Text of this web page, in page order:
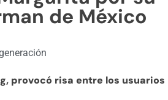
de México
provocó risa entre los usuarios